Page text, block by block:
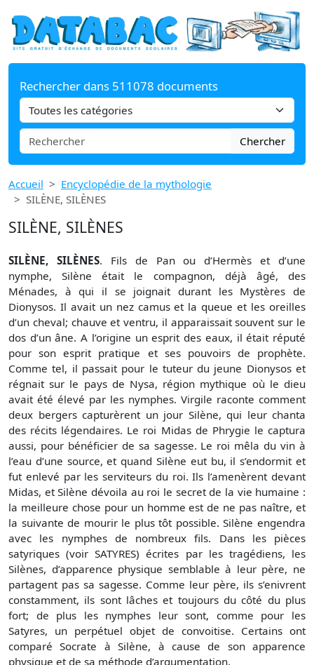
Rechercher dans 511078 documents
Chercher
Accueil
Encyclopédie de la mythologie
SILÈNE, SILÈNES
SILÈNE, SILÈNES
SILÈNE, SILÈNES. Fils de Pan ou d’Hermès et d’une
nymphe, Silène était le compagnon, déjà âgé, des
Ménades, à qui il se joignait durant les Mystères de
Dionysos. Il avait un nez camus et la queue et les oreilles
d’un cheval; chauve et ventru, il apparaissait souvent sur le
dos d’un âne. A l’origine un esprit des eaux, il était réputé
pour son esprit pratique et ses pouvoirs de prophète.
Comme tel, il passait pour le tuteur du jeune Dionysos et
régnait sur le pays de Nysa, région mythique où le dieu
avait été élevé par les nymphes. Virgile raconte comment
deux bergers capturèrent un jour Silène, qui leur chanta
des récits légendaires. Le roi Midas de Phrygie le captura
aussi, pour bénéficier de sa sagesse. Le roi mêla du vin à
l’eau d’une source, et quand Silène eut bu, il s’endormit et
fut enlevé par les serviteurs du roi. Ils l’amenèrent devant
Midas, et Silène dévoila au roi le secret de la vie humaine :
la meilleure chose pour un homme est de ne pas naître, et
la suivante de mourir le plus tôt possible. Silène engendra
avec les nymphes de nombreux fils. Dans les pièces
satyriques (voir SATYRES) écrites par les tragédiens, les
Silènes, d’apparence physique semblable à leur père, ne
partagent pas sa sagesse. Comme leur père, ils s’enivrent
constamment, ils sont lâches et toujours du côté du plus
fort; de plus les nymphes leur sont, comme pour les
Satyres, un perpétuel objet de convoitise. Certains ont
comparé Socrate à Silène, à cause de son apparence
physique et de sa méthode d’argumentation.